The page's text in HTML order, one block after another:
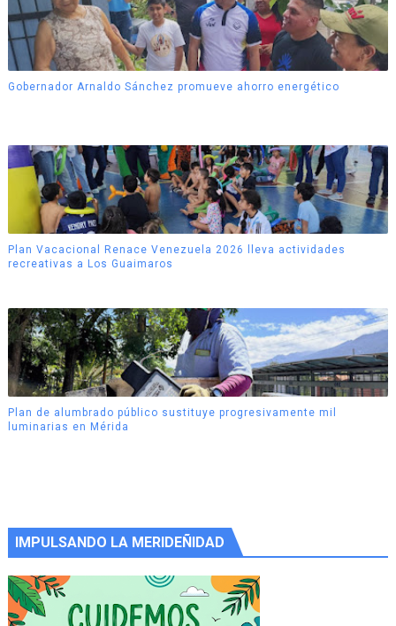
Gobernador Arnaldo Sánchez promueve ahorro energético
Plan Vacacional Renace Venezuela 2026 lleva actividades
recreativas a Los Guaimaros
Plan de alumbrado público sustituye progresivamente mil
luminarias en Mérida
IMPULSANDO LA MERIDEÑIDAD